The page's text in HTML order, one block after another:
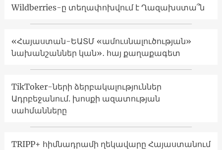
Wildberries-ը տեղափոխվում է Ղազախստա՞ն
«Հայաստան-ԵԱՏՄ «ամուսնալուծության»
նախանշաններ կան»․ հայ քաղաքագետ
TikToker-ների ձերբակալություններ
Ադրբեջանում. խոսքի ազատության
սահմանները
TRIPP+ հիմնադրամի ղեկավարը Հայաստանում